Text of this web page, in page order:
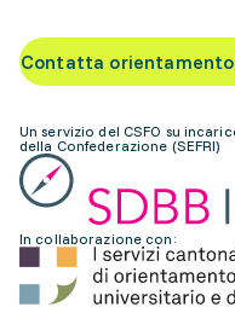
Contatta
Un servizio del CSFO su
della Confederazione (SEFRI)
In collaborazione con: